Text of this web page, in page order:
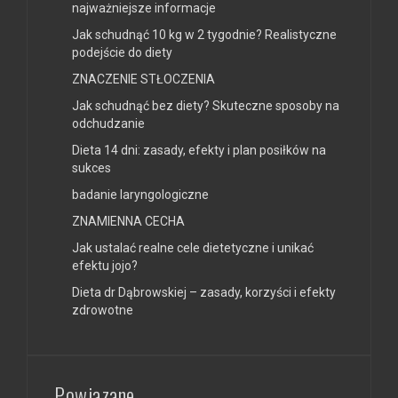
najważniejsze informacje
Jak schudnąć 10 kg w 2 tygodnie? Realistyczne
podejście do diety
ZNACZENIE STŁOCZENIA
Jak schudnąć bez diety? Skuteczne sposoby na
odchudzanie
Dieta 14 dni: zasady, efekty i plan posiłków na
sukces
badanie laryngologiczne
ZNAMIENNA CECHA
Jak ustalać realne cele dietetyczne i unikać
efektu jojo?
Dieta dr Dąbrowskiej – zasady, korzyści i efekty
zdrowotne